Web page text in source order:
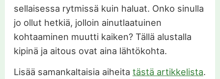
sellaisessa rytmissä kuin haluat. Onko sinulla
jo ollut hetkiä, jolloin ainutlaatuinen
kohtaaminen muutti kaiken? Tällä alustalla
kipinä ja aitous ovat aina lähtökohta.
Lisää samankaltaisia aiheita tästä artikkelista.